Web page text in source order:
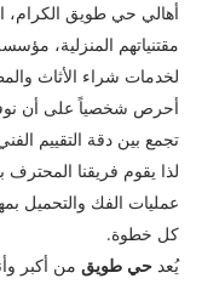
أهالي حي طويق الكرام،
مقتنياتهم المنزلية،
لخدمات شراء الأثاث
أحرص شخصياً على أن
تجمع بين دقة التقييم
لذا يقوم فريقنا المحترف
عمليات الفك والتحميل
كل خطوة.
يُعد حي طويقمن أكبر